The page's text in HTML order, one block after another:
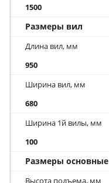
1500
Размеры вил
Длина вил, мм
950
Ширина вил, мм
680
Ширина 1й вилы, мм
100
Размеры основные
Высота подъема, мм